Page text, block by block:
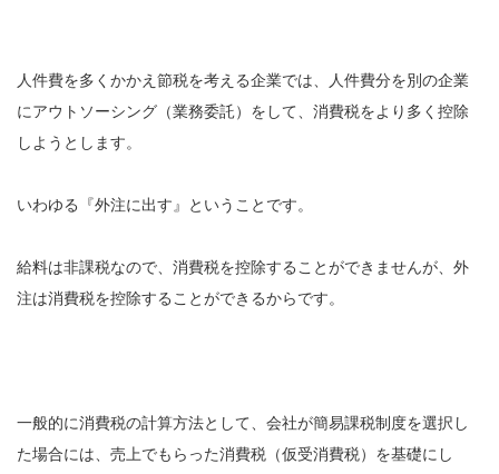
人件費を多くかかえ節税を考える企業では、人件費分を別の企業
にアウトソーシング（業務委託）をして、消費税をより多く控除
しようとします。
いわゆる『外注に出す』ということです。
給料は非課税なので、消費税を控除することができませんが、外
注は消費税を控除することができるからです。
一般的に消費税の計算方法として、会社が簡易課税制度を選択し
た場合には、売上でもらった消費税（仮受消費税）を基礎にし